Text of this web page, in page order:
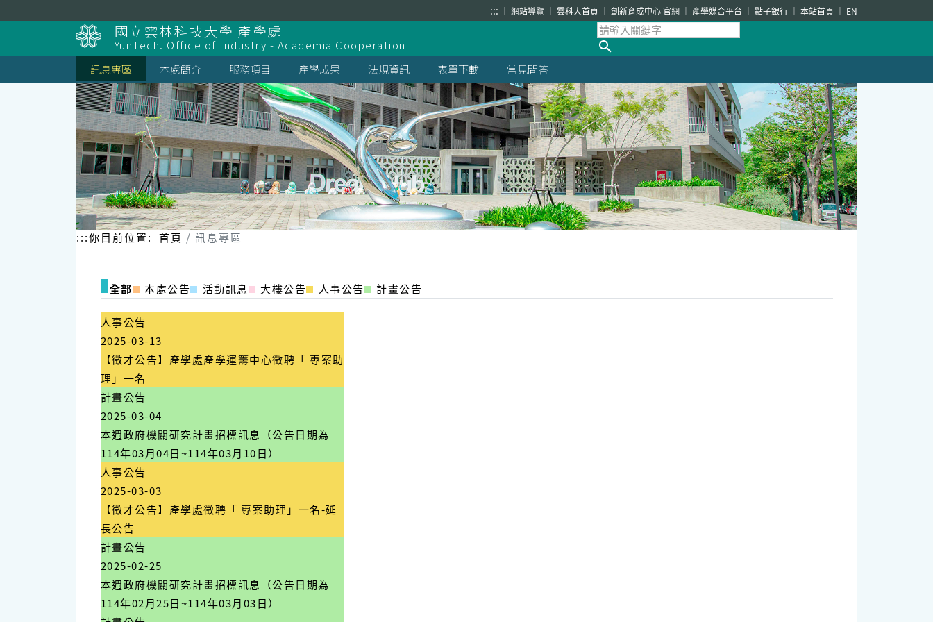
到
::: 網站導覽 雲科大首頁 創新育成中心 官網 產學媒合平台 點子銀行 本站首頁 EN
國立雲林科技大學 產學處
YunTech. Office of Industry - Academia Cooperation
訊息專區
本處簡介 服務項目 產學成果 法規資訊 表單下載 常見問答
:::你目前位置: 首頁 訊息專區
全部 本處公告 活動訊息 大樓公告 人事公告 計畫公告
人事公告
2025-03-13
【徵才公告】產學處產學運籌中心徵聘「 專案助
理」一名
計畫公告
2025-03-04
本週政府機關研究計畫招標訊息（公告日期為
114年03月04日~114年03月10日）
人事公告
2025-03-03
【徵才公告】產學處徵聘「 專案助理」一名-延
長公告
計畫公告
2025-02-25
本週政府機關研究計畫招標訊息（公告日期為
114年02月25日~114年03月03日）